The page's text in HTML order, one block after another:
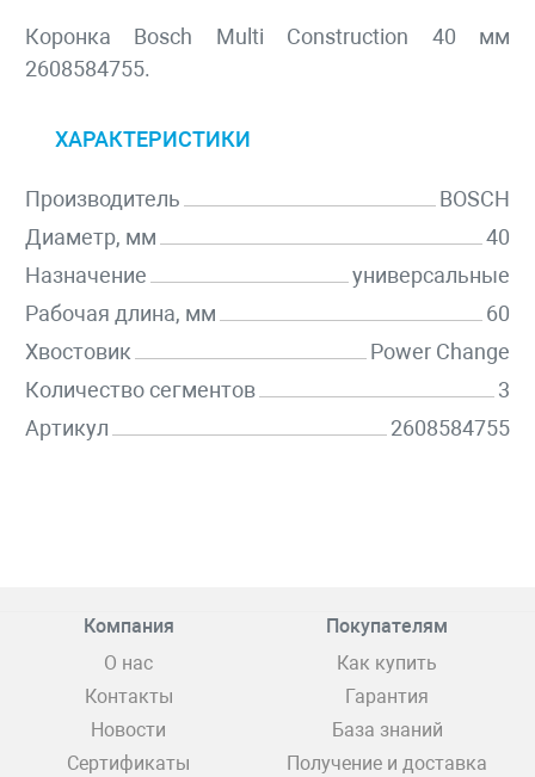
Коронка Bosch Multi Construction 40 мм
2608584755.
ХАРАКТЕРИСТИКИ
Производитель
BOSCH
Диаметр, мм
40
Назначение
универсальные
Рабочая длина, мм
60
Хвостовик
Power Change
Количество сегментов
3
Артикул
2608584755
Компания
О нас
Контакты
Новости
Сертификаты
Покупателям
Как купить
Гарантия
База знаний
Получение и доставка